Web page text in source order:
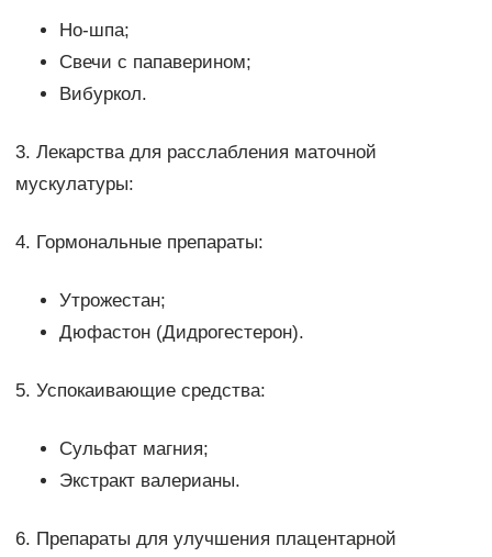
Но-шпа;
Свечи с папаверином;
Вибуркол.
3. Лекарства для расслабления маточной
мускулатуры:
4. Гормональные препараты:
Утрожестан;
Дюфастон (Дидрогестерон).
5. Успокаивающие средства:
Сульфат магния;
Экстракт валерианы.
6. Препараты для улучшения плацентарной